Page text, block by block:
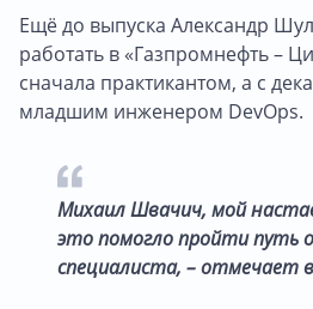
Ещё до выпуска Александр
работать в «Газпромнефть –
сначала практикантом, а с
младшим инженером DevOps.
Михаил Швачич, мой
это помогло пройти путь
специалиста, – отмечает